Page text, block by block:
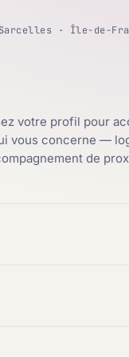
Sarcelles · Île-de-
votre profil pour
vous concerne —
de